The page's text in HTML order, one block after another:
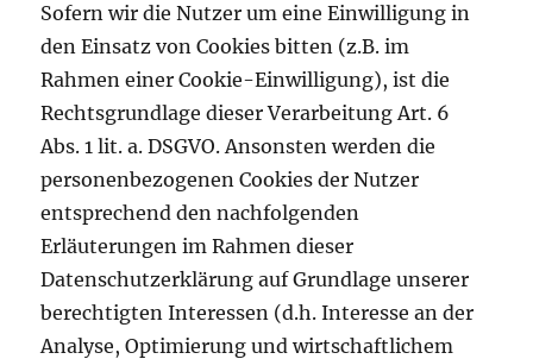
Sofern wir die Nutzer um eine Einwilligung in
den Einsatz von Cookies bitten (z.B. im
Rahmen einer Cookie-Einwilligung), ist die
Rechtsgrundlage dieser Verarbeitung Art. 6
Abs. 1 lit. a. DSGVO. Ansonsten werden die
personenbezogenen Cookies der Nutzer
entsprechend den nachfolgenden
Erläuterungen im Rahmen dieser
Datenschutzerklärung auf Grundlage unserer
berechtigten Interessen (d.h. Interesse an der
Analyse, Optimierung und wirtschaftlichem